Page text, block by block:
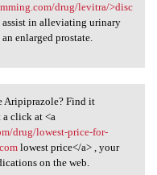
drug/levitra/>disc
in alleviating urinary
enlarged prostate.
Aripiprazole? Find it
click at <a
drug/lowest-price-for-
lowest price</a> , your
on the web.